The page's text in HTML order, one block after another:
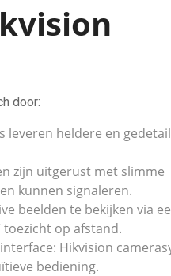
door:
leveren heldere en
zijn uitgerust met slimme
kunnen signaleren.
beelden te bekijken via
op afstand.
Hikvision
bediening.